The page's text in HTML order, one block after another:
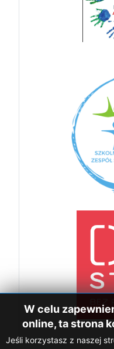
W celu
online, ta strona
Jeśli korzystasz z naszej